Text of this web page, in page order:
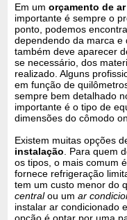
Em umorçamento de
importante é sempre o
ponto, podemos
dependendo da marca e
também deve aparecer
se necessário, dos
realizado. Alguns
em função de
sempre bem detalhado
importante é o tipo de
dimensões do cômodo
Existem muitas opções
instalação . Para quem
os tipos, o mais comum
fornece refrigeração
tem um custo menor do
centralou umar
instalar ar condicionado
opção é optar por uma